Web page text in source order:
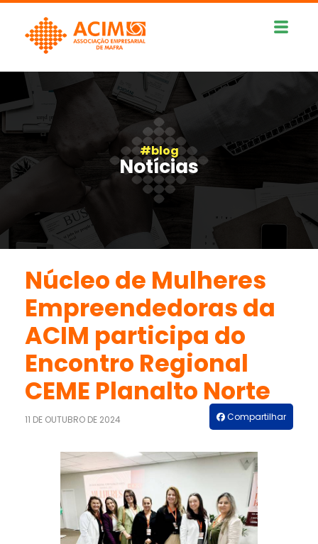
#blog
Notícias
Núcleo de Mulheres
Empreendedoras da
ACIM participa do
Encontro Regional
CEME Planalto Norte
11 DE OUTUBRO DE 2024 Compartilhar